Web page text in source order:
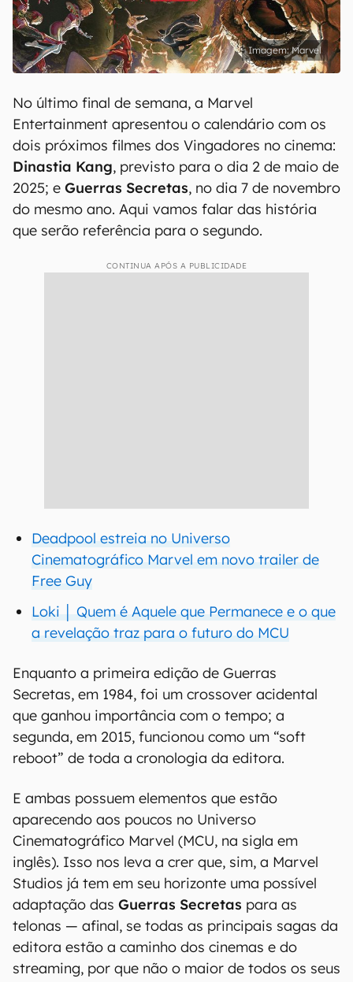
Marvel
No último final de semana, a Marvel
Entertainment apresentou o calendário com os
dois próximos filmes dos Vingadores no cinema:
Dinastia Kang, previsto para o dia 2 de maio de
2025; e Guerras Secretas, no dia 7 de novembro
do mesmo ano. Aqui vamos falar das história
que serão referência para o segundo.
CONTINUA APÓS A PUBLICIDADE
Deadpool estreia no Universo
Cinematográfico Marvel em novo trailer de
Free Guy
Loki │ Quem é Aquele que Permanece e o que
a revelação traz para o futuro do MCU
Enquanto a primeira edição de Guerras
Secretas, em 1984, foi um crossover acidental
que ganhou importância com o tempo; a
segunda, em 2015, funcionou como um “soft
reboot” de toda a cronologia da editora.
E ambas possuem elementos que estão
aparecendo aos poucos no Universo
Cinematográfico Marvel (MCU, na sigla em
inglês). Isso nos leva a crer que, sim, a Marvel
Studios já tem em seu horizonte uma possível
adaptação das Guerras Secretas para as
telonas — afinal, se todas as principais sagas da
editora estão a caminho dos cinemas e do
streaming, por que não o maior de todos os seus